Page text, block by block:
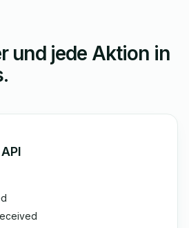
und jede Aktion in